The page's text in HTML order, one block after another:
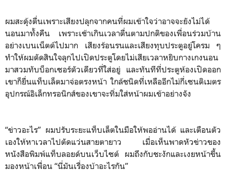
ผมสะดุ้งตื่นเพราะเสียงปลุกจากคนที่ผมเข้าใจว่าอาจจะยังไม่ได้
นอนมาทั้งคืน เพราะเช้าเกินเวลาตื่นตามปกติของเพื่อนร่วมบ้าน
อย่างเบนเน็ตต์ไปมาก เสียงร้อนรนและเสียงทุบประตูอยู่โครม ๆ
ทำให้ผมตัดสินใจลุกไปเปิดประตูโดยไม่เสียเวลาหยิบกางเกงนอน
มาสวมทับบ็อกเซอร์ตัวเดียวที่ใส่อยู่ และทันทีที่ประตูห้องเปิดออก
เขาก็ยื่นแท็บเล็ตมาจ่อตรงหน้า ใกล้ชนิดที่เหลืออีกไม่กี่เซนติเมตร
อุปกรณ์อิเล็กทรอนิกส์ของเขาจะทิ่มใส่หน้าผมเข้าอย่างจัง
“ข่าวอะไร” ผมปรับระยะแท็บเล็ตในมือให้พออ่านได้ และเตือนตัว
เองให้หาเวลาไปตัดแว่นสายตายาว เมื่อเห็นพาดหัวข่าวของ
หนังสือพิมพ์แท็บลอยด์บนเว็บไซต์ ผมถึงกับชะงักและเงยหน้าขึ้น
มองหน้าเพื่อน “นี่มันเรื่องบ้าอะไรกัน”